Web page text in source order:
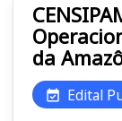
da
Edital